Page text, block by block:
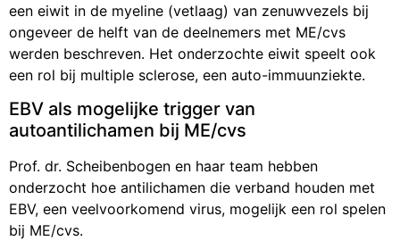
een eiwit in de myeline (vetlaag) van zenuwvezels bij
ongeveer de helft van de deelnemers met ME/cvs
werden beschreven. Het onderzochte eiwit speelt ook
een rol bij multiple sclerose, een auto-immuunziekte.
EBV als mogelijke trigger van
autoantilichamen bij ME/cvs
Prof. dr. Scheibenbogen en haar team hebben
onderzocht hoe antilichamen die verband houden met
EBV, een veelvoorkomend virus, mogelijk een rol spelen
bij ME/cvs.